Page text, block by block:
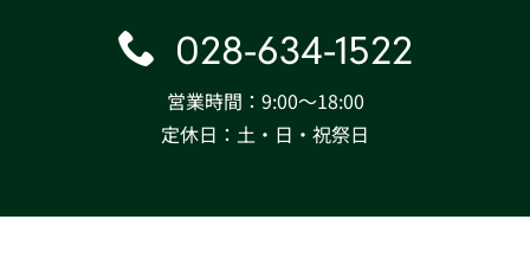
028-634-1522
営業時間：9:00〜18:00
定休日：土・日・祝祭日